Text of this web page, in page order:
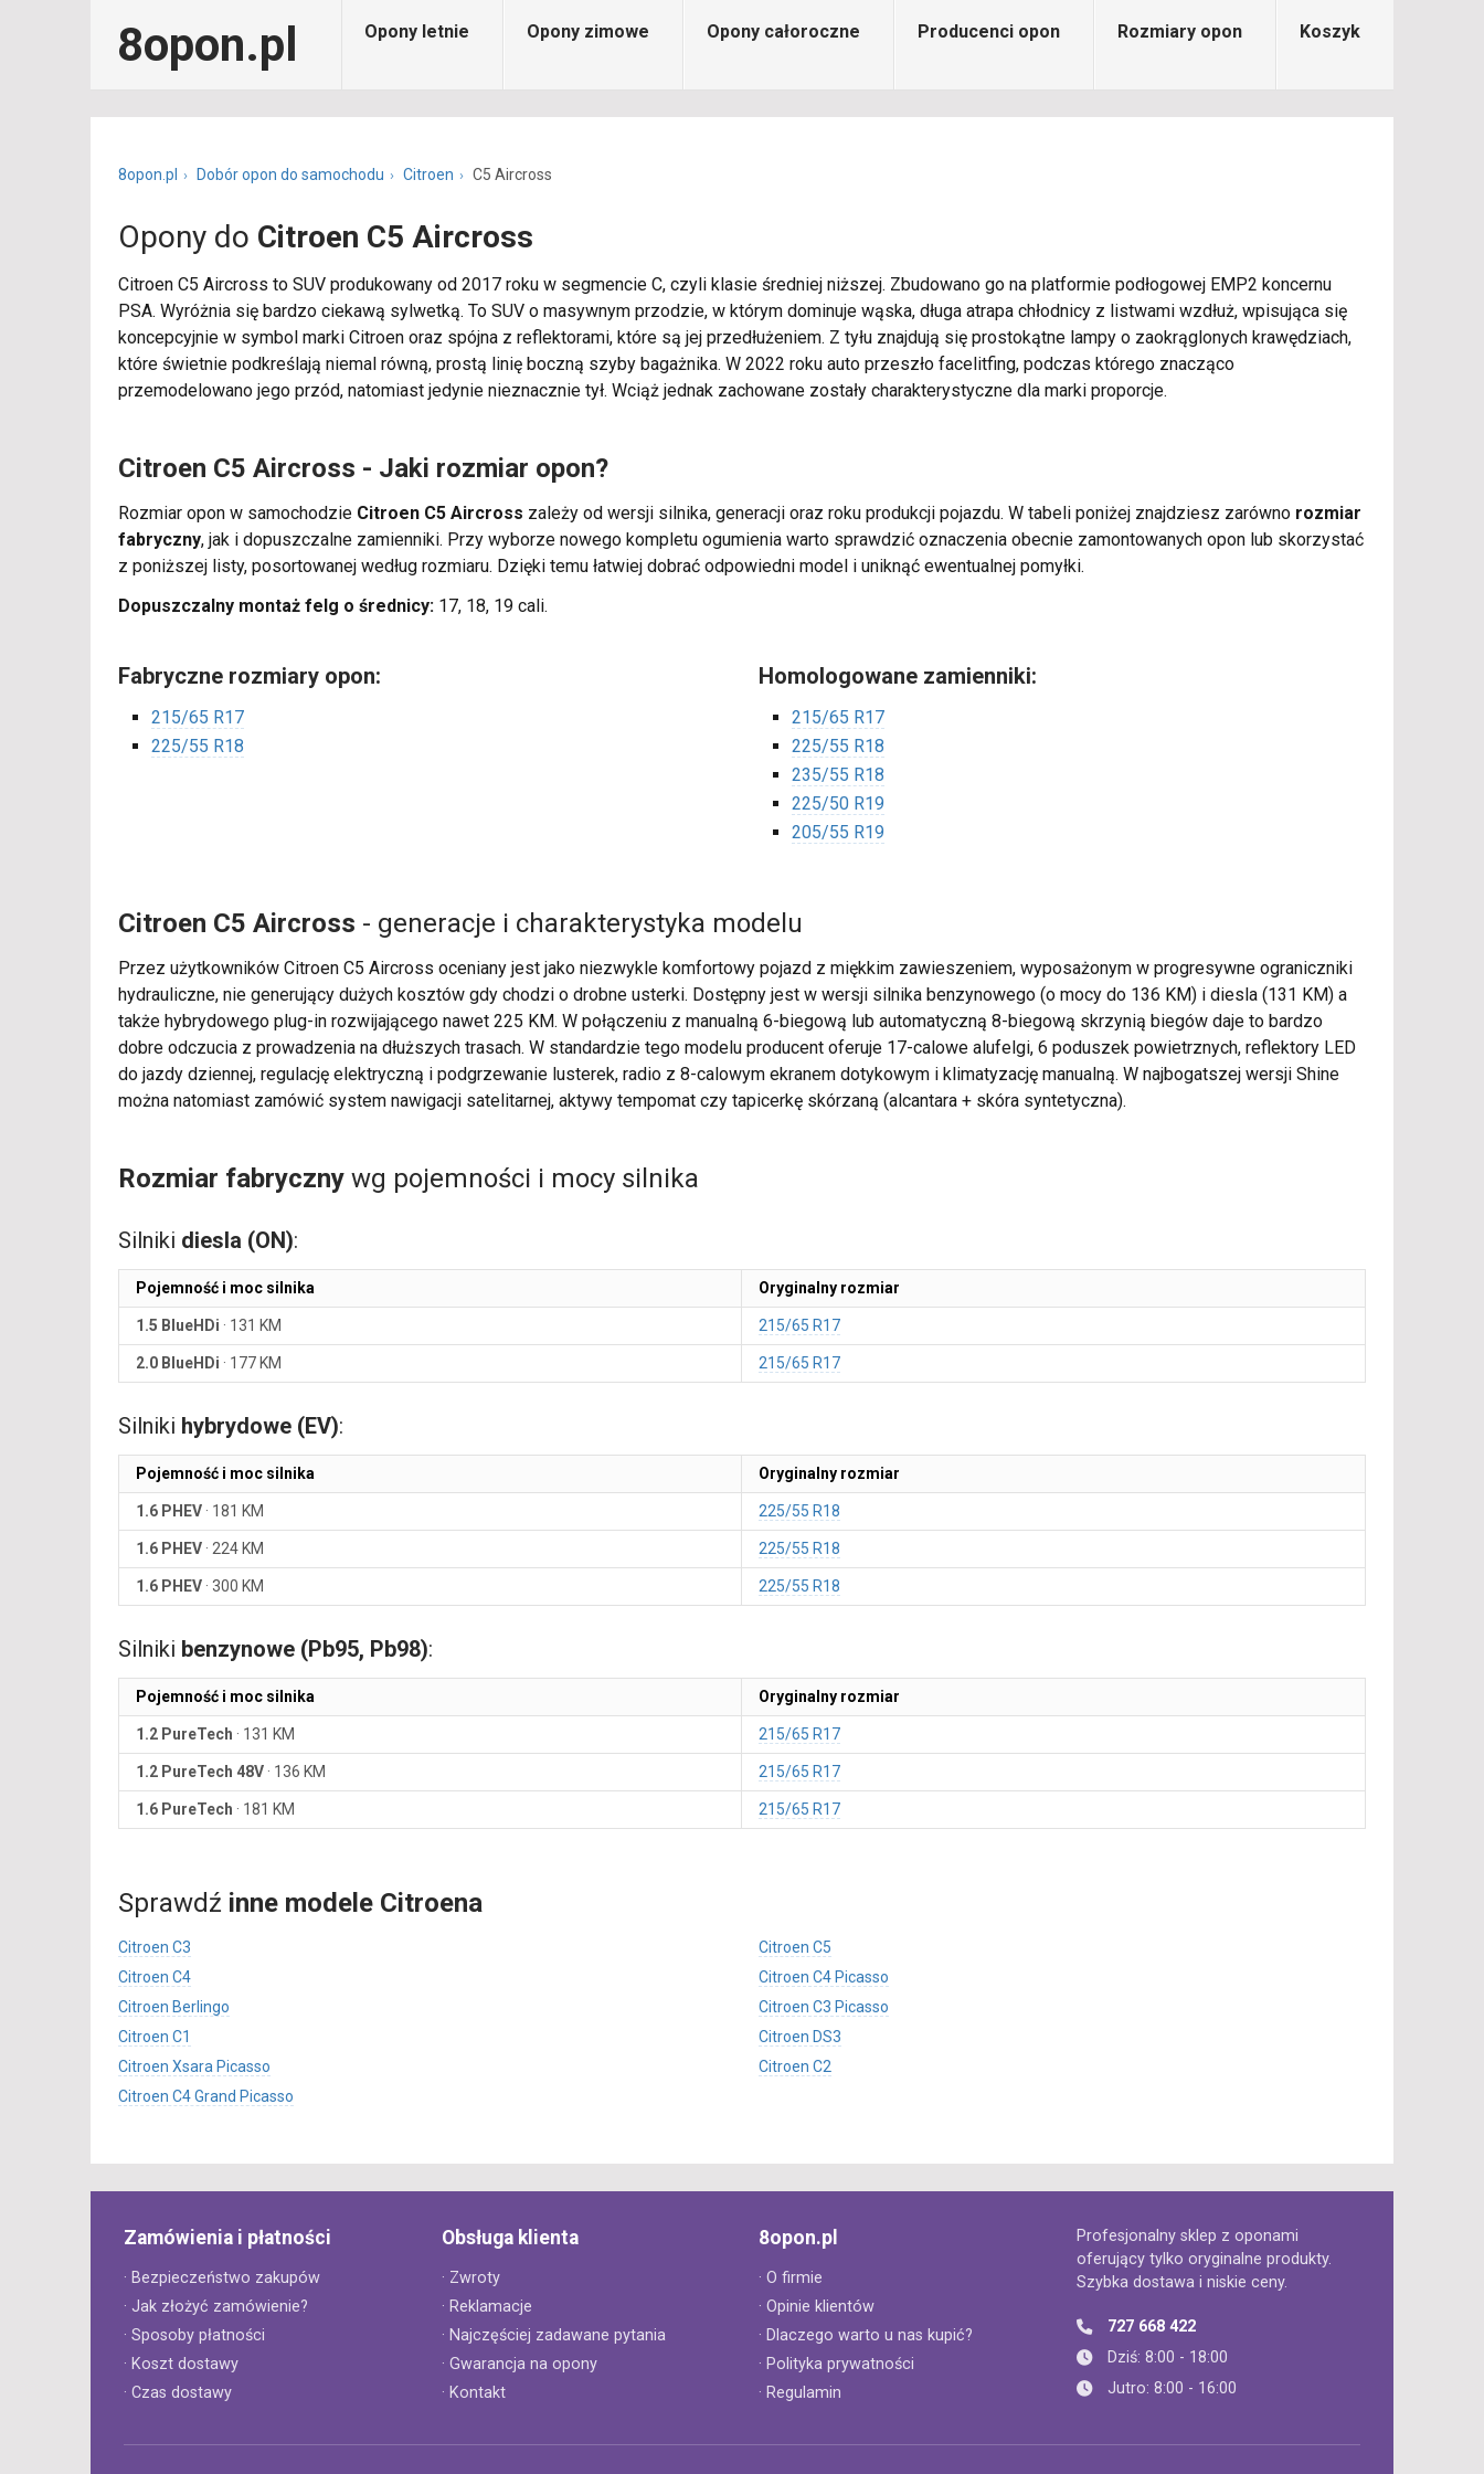
8opon.pl Opony letnie Opony zimowe Opony całoroczne Producenci opon Rozmiary opon Koszyk
8opon.pl Dobór opon do samochodu Citroen C5 Aircross
Opony do Citroen C5 Aircross
Citroen C5 Aircross to SUV produkowany od 2017 roku w segmencie C, czyli klasie średniej niższej. Zbudowano go na platformie podłogowej EMP2 koncernu
PSA. Wyróżnia się bardzo ciekawą sylwetką. To SUV o masywnym przodzie, w którym dominuje wąska, długa atrapa chłodnicy z listwami wzdłuż, wpisująca się
koncepcyjnie w symbol marki Citroen oraz spójna z reflektorami, które są jej przedłużeniem. Z tyłu znajdują się prostokątne lampy o zaokrąglonych krawędziach,
które świetnie podkreślają niemal równą, prostą linię boczną szyby bagażnika. W 2022 roku auto przeszło facelitfing, podczas którego znacząco
przemodelowano jego przód, natomiast jedynie nieznacznie tył. Wciąż jednak zachowane zostały charakterystyczne dla marki proporcje.
Citroen C5 Aircross - Jaki rozmiar opon?
Rozmiar opon w samochodzie Citroen C5 Aircross zależy od wersji silnika, generacji oraz roku produkcji pojazdu. W tabeli poniżej znajdziesz zarówno rozmiar
fabryczny, jak i dopuszczalne zamienniki. Przy wyborze nowego kompletu ogumienia warto sprawdzić oznaczenia obecnie zamontowanych opon lub skorzystać
z poniższej listy, posortowanej według rozmiaru. Dzięki temu łatwiej dobrać odpowiedni model i uniknąć ewentualnej pomyłki.
Dopuszczalny montaż felg o średnicy: 17, 18, 19 cali.
Fabryczne rozmiary opon:
215/65 R17
225/55 R18
Homologowane zamienniki:
215/65 R17
225/55 R18
235/55 R18
225/50 R19
205/55 R19
Citroen C5 Aircross - generacje i charakterystyka modelu
Przez użytkowników Citroen C5 Aircross oceniany jest jako niezwykle komfortowy pojazd z miękkim zawieszeniem, wyposażonym w progresywne ograniczniki
hydrauliczne, nie generujący dużych kosztów gdy chodzi o drobne usterki. Dostępny jest w wersji silnika benzynowego (o mocy do 136 KM) i diesla (131 KM) a
także hybrydowego plug-in rozwijającego nawet 225 KM. W połączeniu z manualną 6-biegową lub automatyczną 8-biegową skrzynią biegów daje to bardzo
dobre odczucia z prowadzenia na dłuższych trasach. W standardzie tego modelu producent oferuje 17-calowe alufelgi, 6 poduszek powietrznych, reflektory LED
do jazdy dziennej, regulację elektryczną i podgrzewanie lusterek, radio z 8-calowym ekranem dotykowym i klimatyzację manualną. W najbogatszej wersji Shine
można natomiast zamówić system nawigacji satelitarnej, aktywy tempomat czy tapicerkę skórzaną (alcantara + skóra syntetyczna).
Rozmiar fabryczny wg pojemności i mocy silnika
Silniki diesla (ON):
Pojemność i moc silnika Oryginalny rozmiar
1.5 BlueHDi · 131 KM 215/65 R17
2.0 BlueHDi · 177 KM 215/65 R17
Silniki hybrydowe (EV):
Pojemność i moc silnika Oryginalny rozmiar
1.6 PHEV · 181 KM 225/55 R18
1.6 PHEV · 224 KM 225/55 R18
1.6 PHEV · 300 KM 225/55 R18
Silniki benzynowe (Pb95, Pb98):
Pojemność i moc silnika Oryginalny rozmiar
1.2 PureTech · 131 KM 215/65 R17
1.2 PureTech 48V · 136 KM 215/65 R17
1.6 PureTech · 181 KM 215/65 R17
Sprawdź inne modele Citroena
Citroen C3
Citroen C5
Citroen C4
Citroen C4 Picasso
Citroen Berlingo
Citroen C3 Picasso
Citroen C1
Citroen DS3
Citroen Xsara Picasso
Citroen C2
Citroen C4 Grand Picasso
Zamówienia i płatności
· Bezpieczeństwo zakupów
· Jak złożyć zamówienie?
· Sposoby płatności
· Koszt dostawy
· Czas dostawy
Obsługa klienta
· Zwroty
· Reklamacje
· Najczęściej zadawane pytania
· Gwarancja na opony
· Kontakt
8opon.pl
· O firmie
· Opinie klientów
· Dlaczego warto u nas kupić?
· Polityka prywatności
· Regulamin
Profesjonalny sklep z oponami
oferujący tylko oryginalne produkty.
Szybka dostawa i niskie ceny.
727 668 422
Dziś: 8:00 - 18:00
Jutro: 8:00 - 16:00